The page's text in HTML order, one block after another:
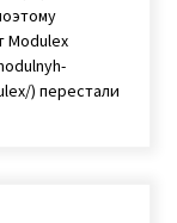
Modulex
) перестали